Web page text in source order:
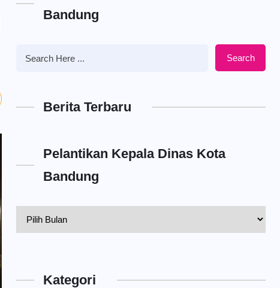
Bandung
Search
Berita Terbaru
Pelantikan Kepala Dinas Kota
Bandung
BandungKategori